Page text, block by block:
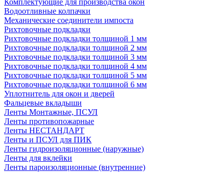
Комплектующие для производства окон
Водоотливные колпачки
Механические соединители импоста
Рихтовочные подкладки
Рихтовочные подкладки толщиной 1 мм
Рихтовочные подкладки толщиной 2 мм
Рихтовочные подкладки толщиной 3 мм
Рихтовочные подкладки толщиной 4 мм
Рихтовочные подкладки толщиной 5 мм
Рихтовочные подкладки толщиной 6 мм
Уплотнитель для окон и дверей
Фальцевые вкладыши
Ленты Монтажные, ПСУЛ
Ленты противопожарные
Ленты НЕСТАНДАРТ
Ленты и ПСУЛ для ПИК
Ленты гидроизоляционные (наружные)
Ленты для вклейки
Ленты пароизоляционные (внутренние)